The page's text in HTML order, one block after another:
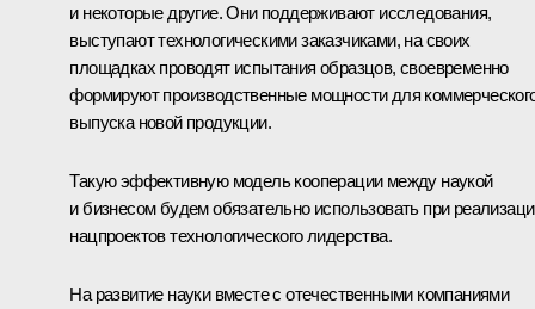
и некоторые другие. Они поддерживают исследования,
выступают технологическими заказчиками, на своих
площадках проводят испытания образцов, своевременно
формируют производственные мощности для
выпуска новой продукции.
Такую эффективную модель кооперации между наукой
и бизнесом будем обязательно использовать при
нацпроектов технологического лидерства.
На развитие науки вместе с отечественными компаниями